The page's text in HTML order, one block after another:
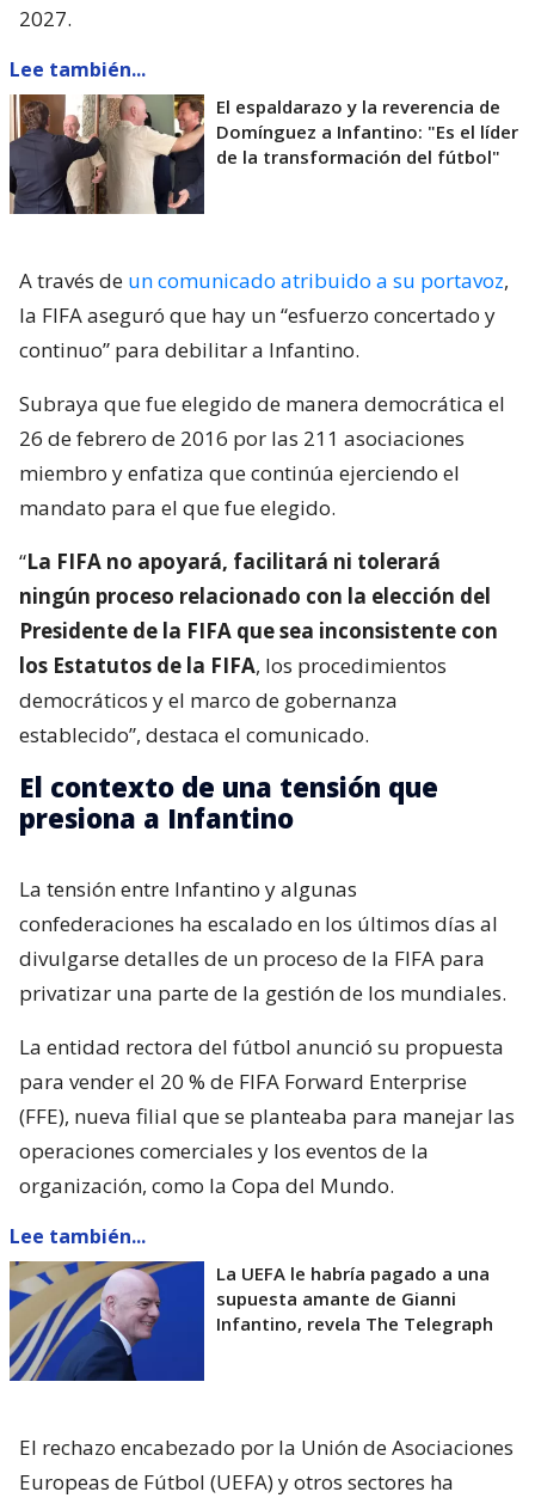
2027.
Lee también...
El espaldarazo y la reverencia de
Domínguez a Infantino: "Es el líder
de la transformación del fútbol"
A través de un comunicado atribuido a su portavoz,
la FIFA aseguró que hay un “esfuerzo concertado y
continuo” para debilitar a Infantino.
Subraya que fue elegido de manera democrática el
26 de febrero de 2016 por las 211 asociaciones
miembro y enfatiza que continúa ejerciendo el
mandato para el que fue elegido.
“La FIFA no apoyará, facilitará ni tolerará
ningún proceso relacionado con la elección del
Presidente de la FIFA que sea inconsistente con
los Estatutos de la FIFA, los procedimientos
democráticos y el marco de gobernanza
establecido”, destaca el comunicado.
El contexto de una tensión que
presiona a Infantino
La tensión entre Infantino y algunas
confederaciones ha escalado en los últimos días al
divulgarse detalles de un proceso de la FIFA para
privatizar una parte de la gestión de los mundiales.
La entidad rectora del fútbol anunció su propuesta
para vender el 20 % de FIFA Forward Enterprise
(FFE), nueva filial que se planteaba para manejar las
operaciones comerciales y los eventos de la
organización, como la Copa del Mundo.
Lee también...
La UEFA le habría pagado a una
supuesta amante de Gianni
Infantino, revela The Telegraph
El rechazo encabezado por la Unión de Asociaciones
Europeas de Fútbol (UEFA) y otros sectores ha